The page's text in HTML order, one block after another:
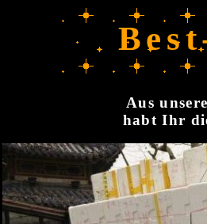
Aus
habt Ihr